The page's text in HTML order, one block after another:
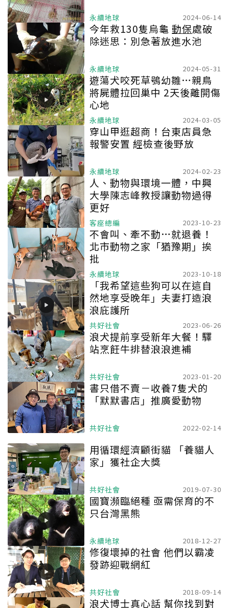
永續地球 2024-06-14
今年救130隻烏龜 動保處破
除迷思：別急著放進水池
永續地球 2024-05-31
遊蕩犬咬死草鴞幼雛…親鳥
將屍體拉回巢中 2天後離開傷
心地
永續地球 2024-03-05
穿山甲逛超商！台東店員急
報警安置 經檢查後野放
永續地球 2024-02-23
人、動物與環境一體，中興
大學陳志峰教授讓動物過得
更好
客座總編 2023-10-23
不會叫、牽不動…就退養！
北市動物之家「猶豫期」挨
批
永續地球 2023-10-18
「我希望這些狗可以在這自
然地享受晚年」夫妻打造浪
浪庇護所
共好社會 2023-06-26
浪犬提前享受新年大餐！驛
站烹飪牛排替浪浪進補
共好社會 2023-01-20
書只借不賣－收養7隻犬的
「默默書店」推廣愛動物
共好社會 2022-02-14
用循環經濟顧街貓 「養貓人
家」獲社企大獎
共好社會 2019-07-30
國寶瀕臨絕種 亟需保育的不
只台灣黑熊
永續地球 2018-12-27
修復壞掉的社會 他們以霸凌
發跡迎戰網紅
共好社會 2018-09-14
浪犬博士真心話 幫你找到對